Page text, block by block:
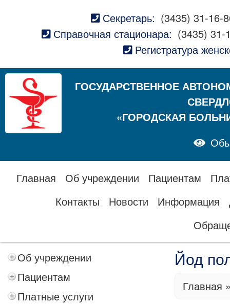
Секретарь: (3435) 31-16-
Справочная стационара: (3435) 31-
Регистратура
ГОСУДАРСТВЕННОЕ
«ГОРОДСКАЯ
Главная Об учреждении Пациентам
Контакты
Новости Информация
Об учреждении
Пациентам
Платные услуги
Йод
Главная